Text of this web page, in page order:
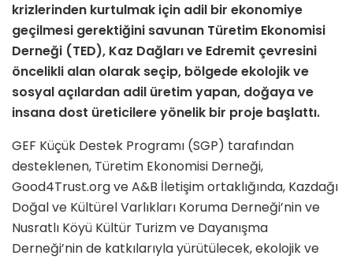
krizlerinden kurtulmak için adil bir ekonomiye
geçilmesi gerektiğini savunan Türetim Ekonomisi
Derneği (TED), Kaz Dağları ve Edremit çevresini
öncelikli alan olarak seçip, bölgede ekolojik ve
sosyal açılardan adil üretim yapan, doğaya ve
insana dost üreticilere yönelik bir proje başlattı.
GEF Küçük Destek Programı (SGP) tarafından
desteklenen, Türetim Ekonomisi Derneği,
Good4Trust.org ve A&B İletişim ortaklığında, Kazdağı
Doğal ve Kültürel Varlıkları Koruma Derneği’nin ve
Nusratlı Köyü Kültür Turizm ve Dayanışma
Derneği’nin de katkılarıyla yürütülecek, ekolojik ve